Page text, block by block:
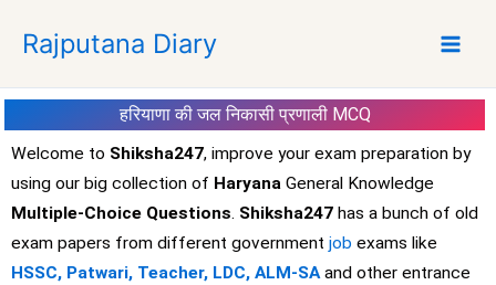
p
Rajputana Diary
हरियाणा की जल निकासी प्रणाली MCQ
Welcome to Shiksha247, improve your exam preparation by
using our big collection of Haryana General Knowledge
Multiple-Choice Questions. Shiksha247 has a bunch of old
exam papers from different government job exams like
HSSC, Patwari, Teacher, LDC, ALM-SA and other entrance